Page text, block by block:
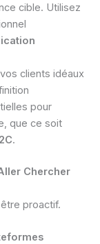
cible. Utilisez
clients idéaux
pour
que ce soit
.
Chercher
proactif.